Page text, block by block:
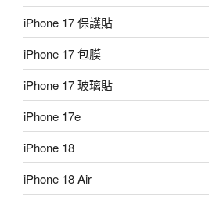
iPhone 17 保護貼
iPhone 17 包膜
iPhone 17 玻璃貼
iPhone 17e
iPhone 18
iPhone 18 Air